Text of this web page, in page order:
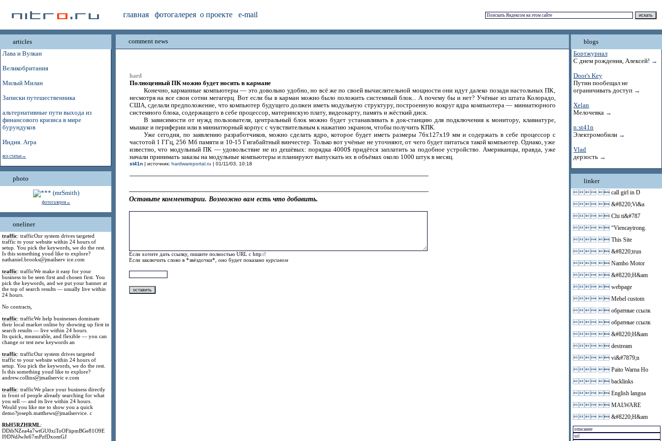
главная фотогалерея о проекте e-mail
articles
Лава и Вулкан
Великобритания
Милый Милан
Записки путешественника
альтернативные пути выхода из
финансового кризиса в мире
бурундуков
Индия. Агра
все статьи→
photo
фотогалерея→
oneliner
traffic: trafficOur system drives targeted
traffic to your website within 24 hours of
setup. You pick the keywords, we do the rest.
Is this something youd like to explore?
nathaniel.brooks@jmailserv ice.com
traffic: trafficWe make it easy for your
business to be seen first and chosen first. You
pick the keywords, and we put your banner at
the top of search results — usually live within
24 hours.
No contracts,
traffic: trafficWe help businesses dominate
their local market online by showing up first in
search results — live within 24 hours.
Its quick, measurable, and flexible — you can
change or test new keywords an
traffic: trafficOur system drives targeted
traffic to your website within 24 hours of
setup. You pick the keywords, we do the rest.
Is this something youd like to explore?
andrew.collins@jmailservic e.com
traffic: trafficWe place your business directly
in front of people already searching for what
you sell — and its live within 24 hours.
Would you like me to show you a quick
demo?joseph.matthews@jmailservice. c
RbH5RZHRML:
DDibNZea4a7wtGU0xiToOFiipmBGe81O9E
I9DNdJwJn67mPzfDxomGJ
comment news
hard
Полноценный ПК можно будет носить в кармане
Конечно, карманные компьютеры — это довольно удобно, но всё же по своей вычислительной мощности они идут далеко позади настольных ПК,
несмотря на все свои сотни мегагерц. Вот если бы в карман можно было положить системный блок... А почему бы и нет? Учёные из штата Колорадо,
США, сделали предположение, что компьютер будущего должен иметь модульную структуру, построенную вокруг ядра компьютера — миниатюрного
системного блока, содержащего в себе процессор, материнскую плату, видеокарту, память и жёсткий диск.
В зависимости от нужд пользователя, центральный блок можно будет устанавливать в док-станцию для подключения к монитору, клавиатуре,
мышке и периферии или в миниатюрный корпус с чувствительным к нажатию экраном, чтобы получить КПК.
Уже сегодня, по заявлению разработчиков, можно сделать ядро, которое будет иметь размеры 76x127x19 мм и содержать в себе процессор с
частотой 1 ГГц, 256 Мб памяти и 10-15 Гигабайтный винчестер. Только вот учёные не уточняют, от чего будет питаться такой компьютер. Однако, уже
известно, что модульный ПК — удовольствие не из дешёвых: порядка 4000$ придётся заплатить за подобное устройство. Американцы, правда, уже
начали принимать заказы на модульные компьютеры и планируют выпускать их в объёмах около 1000 штук в месяц.
st41n| источник: hardwareportal.ru | 01/11/03, 10:18
Оставьте комментарии. Возможно вам есть что добавить.
Если хотите дать ссылку, пишите полностью URL с http://
Если заключить слово в *звёздочки*, оно будет показанокурсивом
blogs
Бортжурнал
С днем рождения, Алексей! →
Door's Key
Путин пообещал не
ограничивать доступ →
Xelan
Мелочевка →
n:st41n
Электромобили →
Vlad
дерзость →
linker
  call girl in D
  &#8220;Vi&a
  Chi ti&#787
  “Viencaytrong.
  This Site
  &#8220;trun
  Nambo Motor
  &#8220;H&am
  webpage
  Mebel custom
  обратные ссылк
  обратные ссылк
  &#8220;H&am
  destream
  vi&#7879;n
  Paito Warna Ho
  backlinks
  English langua
  MALWARE
  &#8220;H&am